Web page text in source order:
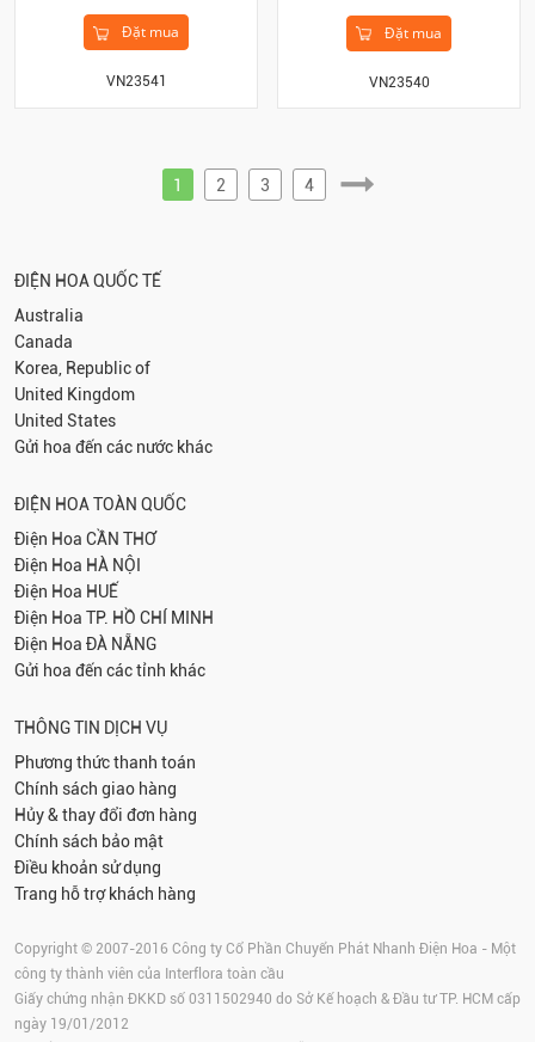
Đặt mua
VN23541
Đặt mua
VN23540
1 2 3 4
ĐIỆN HOA QUỐC TẾ
Australia
Canada
Korea, Republic of
United Kingdom
United States
Gửi hoa đến các nước khác
ĐIỆN HOA TOÀN QUỐC
Điện Hoa CẦN THƠ
Điện Hoa HÀ NỘI
Điện Hoa HUẾ
Điện Hoa TP. HỒ CHÍ MINH
Điện Hoa ĐÀ NẴNG
Gửi hoa đến các tỉnh khác
THÔNG TIN DỊCH VỤ
Phương thức thanh toán
Chính sách giao hàng
Hủy & thay đổi đơn hàng
Chính sách bảo mật
Điều khoản sử dụng
Trang hỗ trợ khách hàng
Copyright © 2007-2016 Công ty Cổ Phần Chuyển Phát Nhanh Điện Hoa - Một
công ty thành viên của Interflora toàn cầu
Giấy chứng nhận ĐKKD số 0311502940 do Sở Kế hoạch & Đầu tư TP. HCM cấp
ngày 19/01/2012